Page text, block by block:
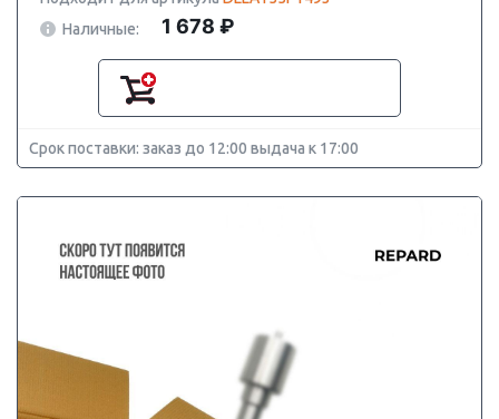
Наличные:
1 678 ₽
Срок поставки: заказ до 12:00 выдача к 17:00